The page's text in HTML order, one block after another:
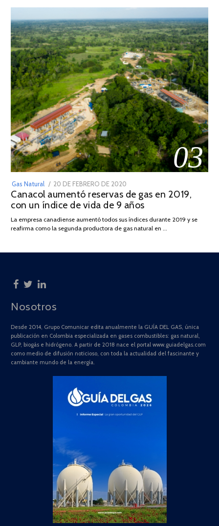
03
Gas Natural
POSTED
ON
20 DE FEBRERO DE 2020
DE
JULIO
2025
Canacol aumentó reservas de gas en 2019,
con un índice de vida de 9 años
La empresa canadiense aumentó todos sus índices durante 2019 y se
reafirma como la segunda productora de gas natural en …
Nosotros
Desde 2014, Grupo Comunicar edita anualmente la GUÍA DEL GAS, única
publicación en Colombia especializada en gases combustibles: gas natural,
GLP, biogás e hidrógeno. A partir de 2018 nace el portal www.guiadelgas.com
como medio de difusión noticioso, con toda la actualidad del fascinante y
cambiante mundo de la energía.